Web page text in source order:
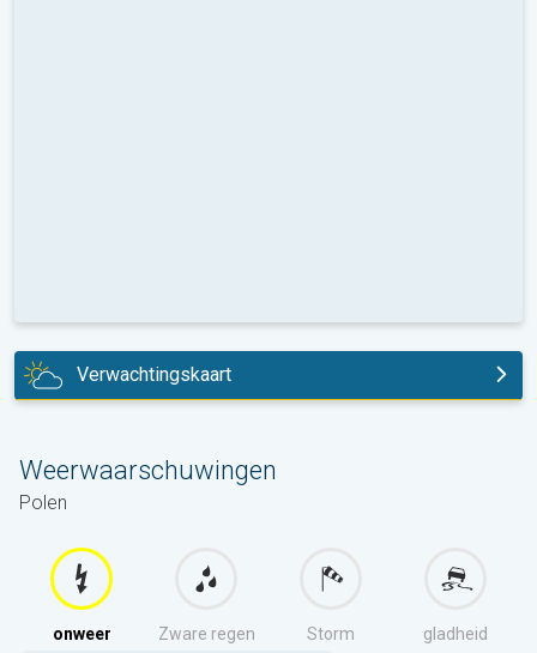
Verwachtingskaart
Weerwaarschuwingen
Polen
onweer Zware regen Storm gladheid